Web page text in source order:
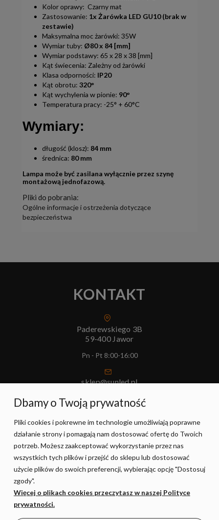
Kolor oprawy: Czarny mat
Zastosowanie: 1x Żarówka LED GU10 (brak w
zestawie)
Maksymalna moc żarówki: 35W
Wymiar tuby: Ø80 x 84 [mm]
Wymiar podstawy: 65 x 28 x 38 [mm]
Kąt świecenia: Zależny od żarówki
Klasa odporności: IP20
Kąt obrotu: 320°
Kąt wychylenia w pionie: 90°
Temperatura pracy: -25° + 60°C
Wymiary:
długość (klosz): 84 mm
średnica: 80 mm
Lampa może być zasilana wyłącznie przez szynę
montażową jednofazową.
Pliki do pobrania:
Ogólne informacje i ostrzeżenia dotyczące
bezpieczeństwa
KONTAKT
Paderewskiego 3B
59-400 Jawor
Pn - Pt 8:00-16:00
sklep@sunled.pl
+48 690 128 561
POMOC
MOJE KONTO
Dbamy o Twoją prywatność
Pliki cookies i pokrewne im technologie umożliwiają poprawne
działanie strony i pomagają nam dostosować ofertę do Twoich
potrzeb. Możesz zaakceptować wykorzystanie przez nas
wszystkich tych plików i przejść do sklepu lub dostosować
użycie plików do swoich preferencji, wybierając opcję "Dostosuj
zgody".
Więcej o plikach cookies przeczytasz w naszej Polityce
prywatności.